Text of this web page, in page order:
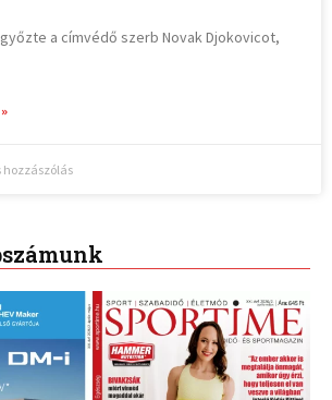
a címvédő szerb Novak Djokovicot,
hozzászólás